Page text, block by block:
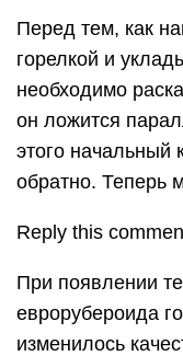
Перед тем, как
горелкой и
необходимо
он ложится
этого начальный
обратно. Теперь
Reply this
При появлении
еврорубероида
изменилось